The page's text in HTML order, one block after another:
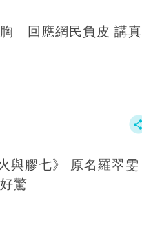
」回應網民負皮 講真
與膠七》 原名羅翠雯
驚